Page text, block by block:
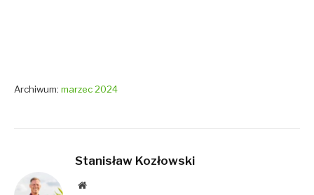
Archiwum: marzec 2024
Stanisław Kozłowski
Website